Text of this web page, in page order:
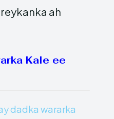
ah
Kale ee
dadka wararka